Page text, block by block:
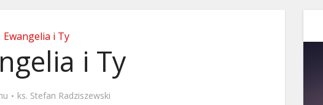
Ewangelia i Ty
i Ty
ks. Stefan Radziszewski
i Ty – 29 grudnia